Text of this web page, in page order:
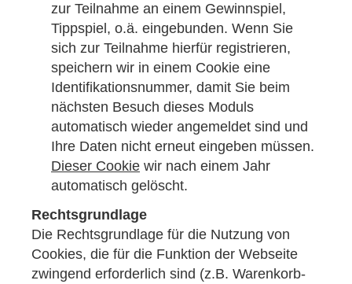
zur Teilnahme an einem Gewinnspiel,
Tippspiel, o.ä. eingebunden. Wenn Sie
sich zur Teilnahme hierfür registrieren,
speichern wir in einem Cookie eine
Identifikationsnummer, damit Sie beim
nächsten Besuch dieses Moduls
automatisch wieder angemeldet sind und
Ihre Daten nicht erneut eingeben müssen.
Dieser Cookie wir nach einem Jahr
automatisch gelöscht.
Rechtsgrundlage
Die Rechtsgrundlage für die Nutzung von
Cookies, die für die Funktion der Webseite
zwingend erforderlich sind (z.B. Warenkorb-